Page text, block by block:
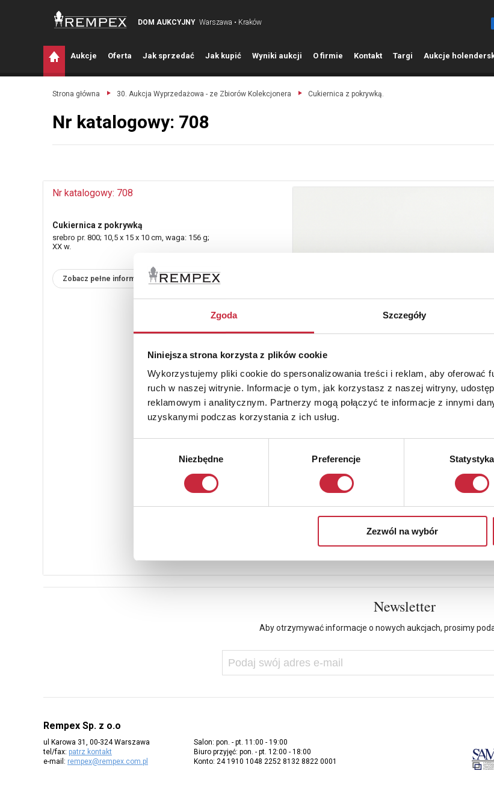
Zgoda Szczegóły
Niniejsza strona korzysta z plików cookie
Wykorzystujemy pliki cookie do spersonalizowania treści i reklam, aby oferować
ruch w naszej witrynie. Informacje o tym, jak korzystasz z naszej witryny,
reklamowym i analitycznym. Partnerzy mogą połączyć te informacje z innymi
uzyskanymi podczas korzystania z ich usług.
Niezbędne Preferencje Statystyka
Zezwól na wybór
DOM AUKCYJNY Warszawa • Kraków
Aukcje Oferta Jak sprzedać Jak kupić Wyniki aukcji O firmie Kontakt Targi Aukcje
Strona główna 30. Aukcja Wyprzedażowa - ze Zbiorów Kolekcjonera Cukiernica z pokrywką.
Nr katalogowy: 708
Nr katalogowy: 708
Cukiernica z pokrywką
srebro pr. 800; 10,5 x 15 x 10 cm, waga: 156 g;
XX w.
Zobacz pełne informacje
Newsletter
Aby otrzymywać informacje o nowych aukcjach, prosimy
Rempex Sp. z o.o
ul Karowa 31, 00-324 Warszawa
tel/fax: patrz kontakt
e-mail: rempex@rempex.com.pl
Salon: pon. - pt. 11:00 - 19:00
Biuro przyjęć: pon. - pt. 12:00 - 18:00
Konto: 24 1910 1048 2252 8132 8822 0001